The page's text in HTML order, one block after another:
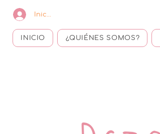
Iniciar sesión
INICIO ¿QUIÉNES SOMOS?